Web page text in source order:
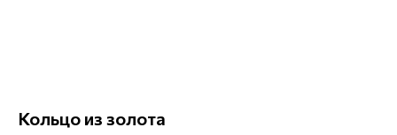
Кольцо из золота